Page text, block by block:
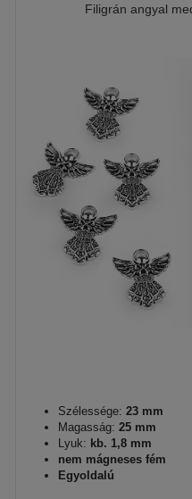
Filigrán angyal
Szélessége: 23 mm
Magasság: 25 mm
Lyuk: kb. 1,8 mm
nem mágneses fém
Egyoldalú